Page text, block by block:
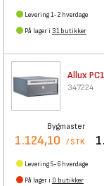
Levering 1-2 hverdage
På lager i 31 butikker
Allux
347224
Bygmaster
1.124,10 / STK
Levering 5-6 hverdage
På lager i 0 butikker